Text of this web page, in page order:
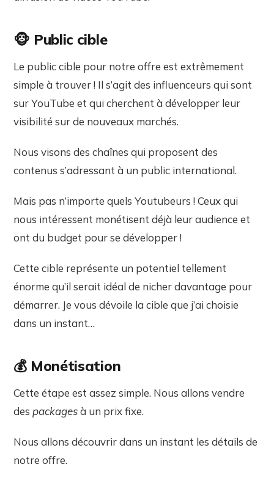
🐵 Public cible
Le public cible pour notre offre est extrêmement
simple à trouver ! Il s’agit des influenceurs qui sont
sur YouTube et qui cherchent à développer leur
visibilité sur de nouveaux marchés.
Nous visons des chaînes qui proposent des
contenus s’adressant à un public international.
Mais pas n’importe quels Youtubeurs ! Ceux qui
nous intéressent monétisent déjà leur audience et
ont du budget pour se développer !
Cette cible représente un potentiel tellement
énorme qu’il serait idéal de nicher davantage pour
démarrer. Je vous dévoile la cible que j’ai choisie
dans un instant…
💰 Monétisation
Cette étape est assez simple. Nous allons vendre
des packagesà un prix fixe.
Nous allons découvrir dans un instant les détails de
notre offre.